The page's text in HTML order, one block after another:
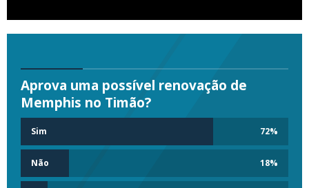
Aprova uma possível renovação de
Memphis no Timão?
Sim 72%
Não 18%